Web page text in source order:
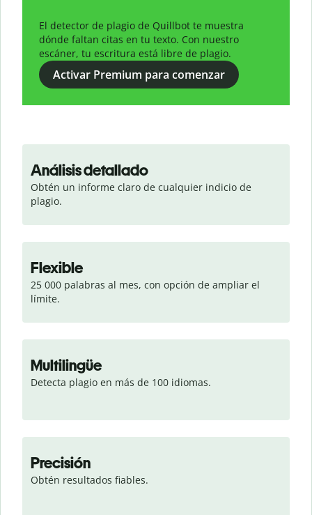
El detector de plagio de Quillbot te muestra
dónde faltan citas en tu texto. Con nuestro
escáner, tu escritura está libre de plagio.
Activar Premium para comenzar
Análisis detallado
Obtén un informe claro de cualquier indicio de
plagio.
Flexible
25 000 palabras al mes, con opción de ampliar el
límite.
Multilingüe
Detecta plagio en más de 100 idiomas.
Precisión
Obtén resultados fiables.